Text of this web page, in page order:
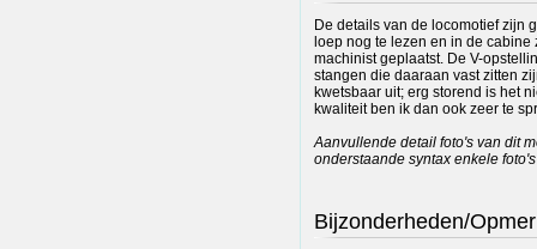
De details van de locomotief zijn
loep nog te lezen en in de
machinist geplaatst. De V-
stangen die daaraan vast zitten
kwetsbaar uit; erg storend is het
kwaliteit ben ik dan ook zeer te
Aanvullende detail foto's van dit
onderstaande syntax enkele
Bijzonderheden/